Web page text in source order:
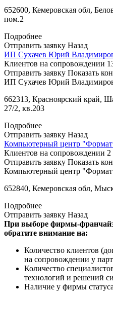
652600, Кемеровская обл,
пом.2
Подробнее
Отправить заявку Назад
ИП Сухачев Юрий
Клиентов на сопровождении
Отправить заявку Показать
ИП Сухачев Юрий
662313, Красноярский край,
27/2, кв.203
Подробнее
Отправить заявку Назад
Компьютерный центр
Клиентов на сопровождении 2
Отправить заявку Показать
Компьютерный центр
652840, Кемеровская обл,
Подробнее
Отправить заявку Назад
При выборе фирмы-
обратите внимание на:
Количество клиентов
на сопровождении у
Количество
технологий и решений
Наличие у фирмы статуса